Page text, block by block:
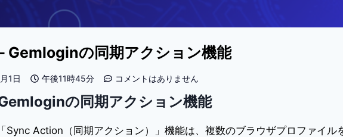
Gemloginの同期アクション機能
1日 午後11時45分 コメントはありません
の同期アクション機能
Sync Action（同期アクション）」機能は、複数のブラウザプロファイル